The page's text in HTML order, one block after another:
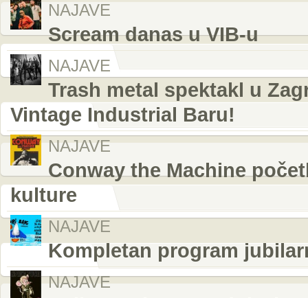
NAJAVE
Scream danas u VIB-u
NAJAVE
Trash metal spektakl u
Vintage Industrial Baru!
NAJAVE
Conway the Machine
kulture
NAJAVE
Kompletan program
NAJAVE